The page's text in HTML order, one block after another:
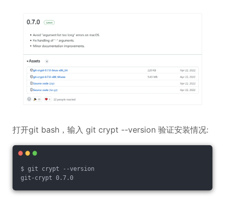
打开git bash，输入 git crypt --version 验证安装情况:
$ git crypt --version
git-crypt 0.7.0